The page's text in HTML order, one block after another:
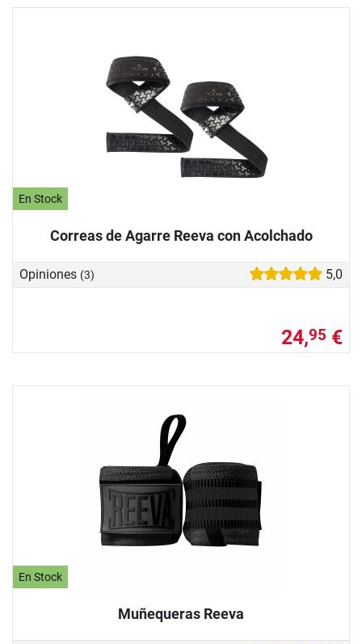
En Stock
Correas de Agarre Reeva con Acolchado
Opiniones (3) 5,0
24,95 €
En Stock
Muñequeras Reeva